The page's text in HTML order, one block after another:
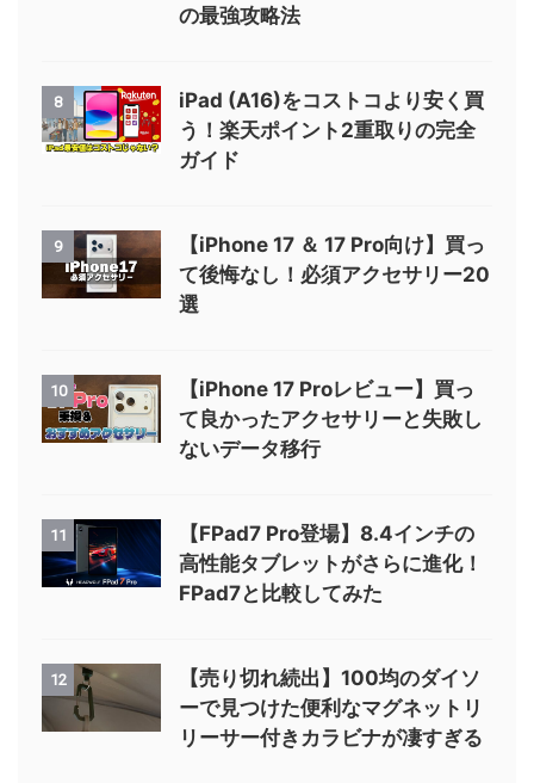
の最強攻略法
8
iPad (A16)をコストコより安く買
う！楽天ポイント2重取りの完全
ガイド
9
【iPhone 17 ＆ 17 Pro向け】買っ
て後悔なし！必須アクセサリー20
選
10
【iPhone 17 Proレビュー】買っ
て良かったアクセサリーと失敗し
ないデータ移行
11
【FPad7 Pro登場】8.4インチの
高性能タブレットがさらに進化！
FPad7と比較してみた
12
【売り切れ続出】100均のダイソ
ーで見つけた便利なマグネットリ
リーサー付きカラビナが凄すぎる